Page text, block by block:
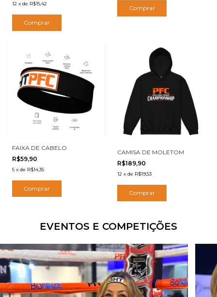
12 x de R$15,42
Comprar
FAIXA DE CABELO
R$59,90
5 x de R$14,35
CAMISA DE MOLETOM
R$189,90
12 x de R$19,53
Comprar
EVENTOS E COMPETIÇÕES